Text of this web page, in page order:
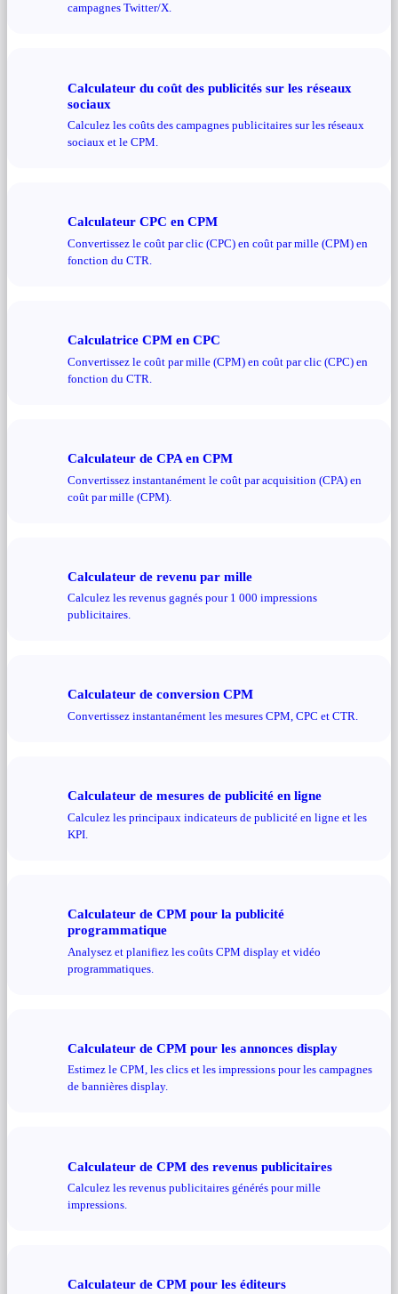
campagnes Twitter/X.
Calculateur du coût des publicités sur les réseaux
sociaux
Calculez les coûts des campagnes publicitaires sur les réseaux
sociaux et le CPM.
Calculateur CPC en CPM
Convertissez le coût par clic (CPC) en coût par mille (CPM) en
fonction du CTR.
Calculatrice CPM en CPC
Convertissez le coût par mille (CPM) en coût par clic (CPC) en
fonction du CTR.
Calculateur de CPA en CPM
Convertissez instantanément le coût par acquisition (CPA) en
coût par mille (CPM).
Calculateur de revenu par mille
Calculez les revenus gagnés pour 1 000 impressions
publicitaires.
Calculateur de conversion CPM
Convertissez instantanément les mesures CPM, CPC et CTR.
Calculateur de mesures de publicité en ligne
Calculez les principaux indicateurs de publicité en ligne et les
KPI.
Calculateur de CPM pour la publicité
programmatique
Analysez et planifiez les coûts CPM display et vidéo
programmatiques.
Calculateur de CPM pour les annonces display
Estimez le CPM, les clics et les impressions pour les campagnes
de bannières display.
Calculateur de CPM des revenus publicitaires
Calculez les revenus publicitaires générés pour mille
impressions.
Calculateur de CPM pour les éditeurs